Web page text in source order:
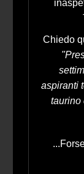
Chiedo
aspiranti
taurino